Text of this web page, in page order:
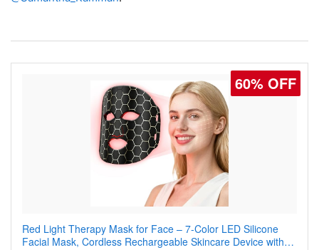
60% OFF
Red Light Therapy Mask for Face – 7-Color LED Silicone
Facial Mask, Cordless Rechargeable Skincare Device with
77% OFF
Men's Slim Fit Polo Shirt – Quick Dry Moisture Wicking, High
Elasticity, Athletic Fit Polo for Golf, Tennis, Work & Casual